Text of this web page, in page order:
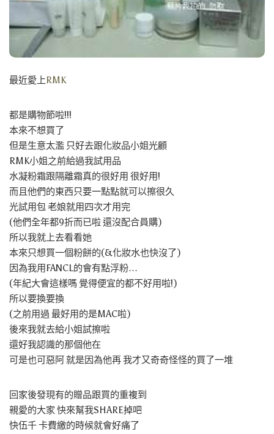
最近愛上RMK
都是購物節啦!!!
本來不想買了
但是生意太濫 只好去跟化妝品小姐光顧
RMK小姐之前給過我試用品
水凝粉霜跟隔離霜真的很好用 很好用!
而且他們的東西只要一點點就可以擦很久
光試用包 老娘就用四次才用完
(他們全年都9折而已啦 還沒配合員購)
所以我就上去看看她
本來只想買一個粉餅的(&化妝水也快沒了)
因為我用FANCL的會有點浮粉…
(年紀大會這樣嗎 覺得便宜的都不好用啦!)
所以要換要換
(之前用過 最好用的是MAC啦)
後來我就去給小姐試擦啦
還好我認識的那個他在
可是也可惡阿 就是因為他再 我才又奇奇怪怪的買了一堆
回家後發現有的贈品跟買的重複到
親愛的大家 快來幫我SHARE掉吧
快伍千 卡費繳的時候就會好痛了